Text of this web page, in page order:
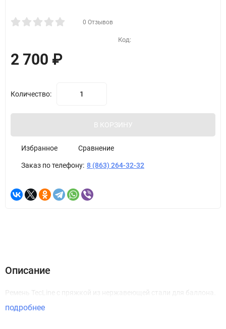
0 Отзывов
Код:
2 700 ₽
Количество:
В КОРЗИНУ
Избранное Сравнение
Заказ по телефону: 8 (863) 264-32-32
Описание
Ремень TecLine с пряжкой из нержавеющей стали для баллона.
подробнее